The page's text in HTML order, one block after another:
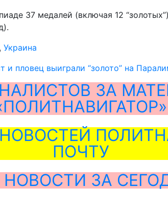
37 медалей (включая 12
, Украина
и пловец выиграли “золото” на
ЗА
ПОЧТУ
НОВОСТИ ЗА